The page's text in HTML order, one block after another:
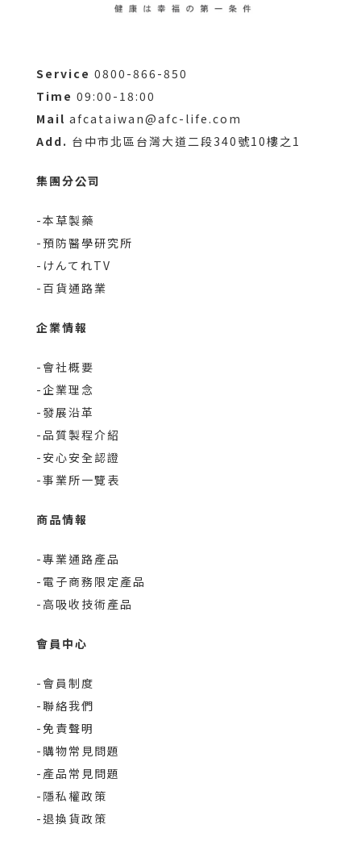
Service 0800-866-850
Time 09:00-18:00
Mail afcataiwan@afc-life.com
Add. 台中市北區台灣大道二段340號10樓之1
集團分公司
-本草製藥
-預防醫學研究所
-けんてれTV
-百貨通路業
企業情報
-會社概要
-企業理念
-發展沿革
-品質製程介紹
-安心安全認證
-事業所一覽表
商品情報
-專業通路產品
-電子商務限定產品
-高吸收技術產品
會員中心
-會員制度
-聯絡我們
-免責聲明
-購物常見問題
-產品常見問題
-隱私權政策
-退換貨政策